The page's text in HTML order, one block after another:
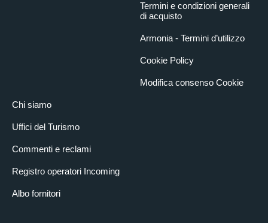
Chi siamo
Uffici del Turismo
Commenti e reclami
Registro operatori Incoming
Albo fornitori
Termini e condizioni generali
di acquisto
Armonia - Termini d’utilizzo
Cookie Policy
Modifica consenso Cookie